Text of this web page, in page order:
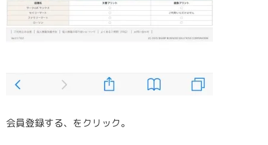
会員登録する、をクリック。